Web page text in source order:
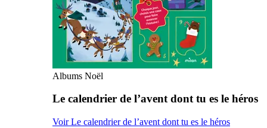
Albums Noël
Le calendrier de l’avent dont tu es le héros
Voir Le calendrier de l’avent dont tu es le héros